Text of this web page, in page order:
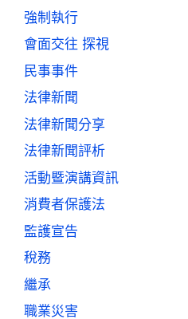
強制執行
會面交往 探視
民事事件
法律新聞
法律新聞分享
法律新聞評析
活動暨演講資訊
消費者保護法
監護宣告
稅務
繼承
職業災害